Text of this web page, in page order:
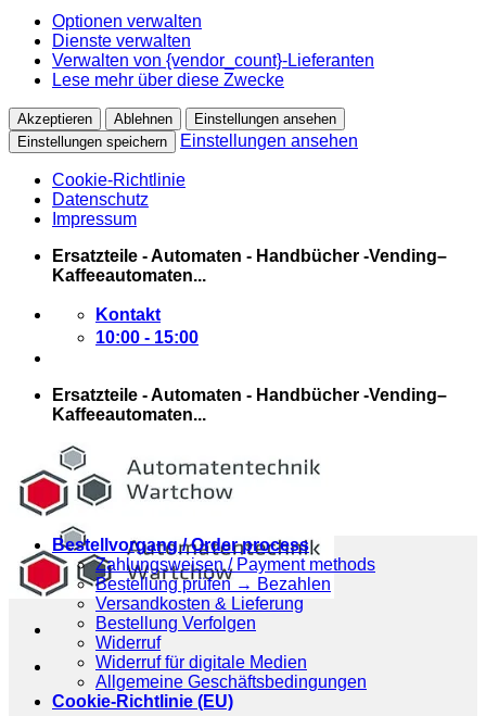
Optionen verwalten
Dienste verwalten
Verwalten von {vendor_count}-Lieferanten
Lese mehr über diese Zwecke
Akzeptieren Ablehnen
Einstellungen ansehen
Einstellungen speichern
Einstellungen ansehen
Cookie-Richtlinie
Datenschutz
Impressum
Zum
Ersatzteile - Automaten - Handbücher -Vending–
Kaffeeautomaten...
Kontakt
10:00 - 15:00
Ersatzteile - Automaten - Handbücher -Vending–
Kaffeeautomaten...
Bestellvorgang / Order process
Zahlungsweisen / Payment methods
Bestellung prüfen → Bezahlen
Versandkosten & Lieferung
Bestellung Verfolgen
Widerruf
Widerruf für digitale Medien
Allgemeine Geschäftsbedingungen
Cookie-Richtlinie (EU)